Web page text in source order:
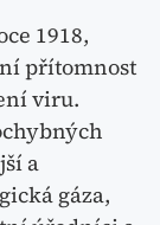
1918,
přítomnost
viru.
a
gáza,